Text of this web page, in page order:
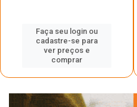
Faça seu login ou
cadastre-se para
ver preços e
comprar